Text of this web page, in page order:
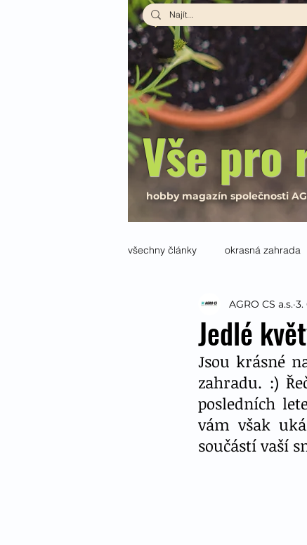
Vše
hobby magazín společnosti
všechny články okrasná zahrada
Návody a recepty
Jedlé
AGRO CS a.s. 3.
Jsou krásné
zahradu. :)
posledních
vám však
součástí vaší